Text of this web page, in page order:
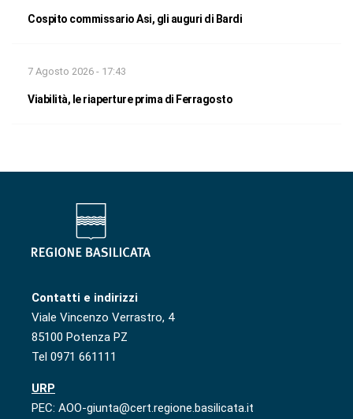
Cospito commissario Asi, gli auguri di Bardi
7 Agosto 2026 - 17:43
Viabilità, le riaperture prima di Ferragosto
Contatti e indirizzi
Viale Vincenzo Verrastro, 4
85100 Potenza PZ
Tel 0971 661111
URP
PEC: AOO-giunta@cert.regione.basilicata.it